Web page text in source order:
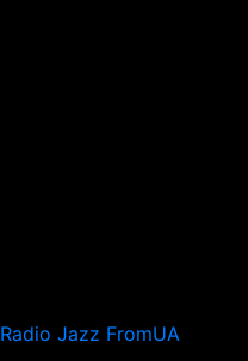
Radio Jazz FromUA